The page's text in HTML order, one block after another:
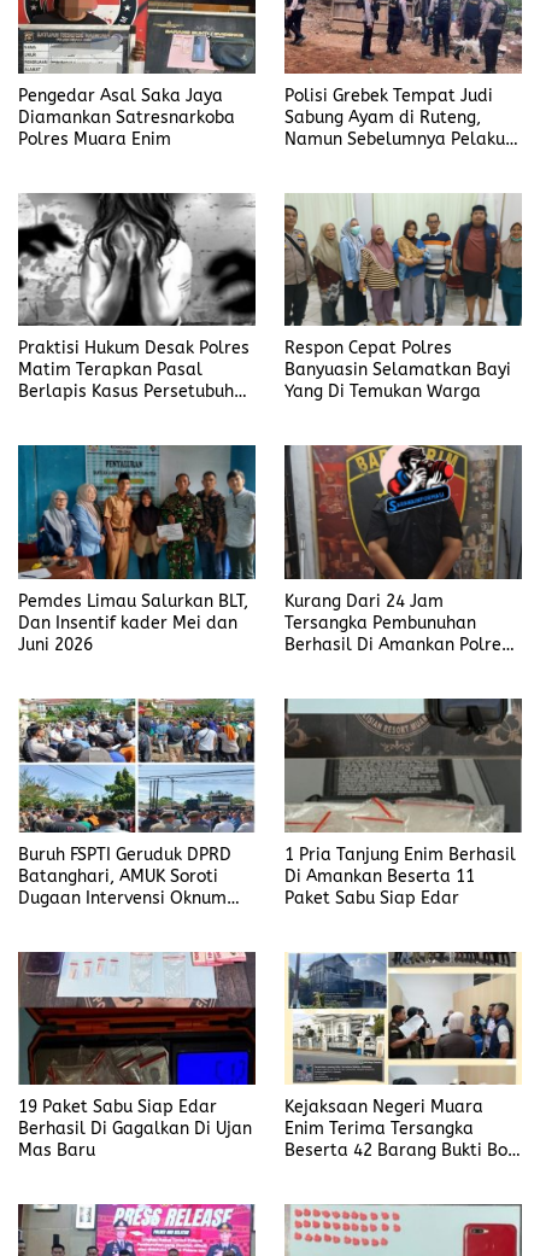
Pengedar Asal Saka Jaya
Diamankan Satresnarkoba
Polres Muara Enim
Polisi Grebek Tempat Judi
Sabung Ayam di Ruteng,
Namun Sebelumnya Pelaku
Praktisi Hukum Desak Polres
Matim Terapkan Pasal
Berlapis Kasus Persetubuhan
Respon Cepat Polres
Banyuasin Selamatkan Bayi
Yang Di Temukan Warga
Pemdes Limau Salurkan BLT,
Dan Insentif kader Mei dan
Juni 2026
Kurang Dari 24 Jam
Tersangka Pembunuhan
Berhasil Di Amankan Polres
Buruh FSPTI Geruduk DPRD
Batanghari, AMUK Soroti
Dugaan Intervensi Oknum
1 Pria Tanjung Enim Berhasil
Di Amankan Beserta 11
Paket Sabu Siap Edar
19 Paket Sabu Siap Edar
Berhasil Di Gagalkan Di Ujan
Mas Baru
Kejaksaan Negeri Muara
Enim Terima Tersangka
Beserta 42 Barang Bukti Bobi